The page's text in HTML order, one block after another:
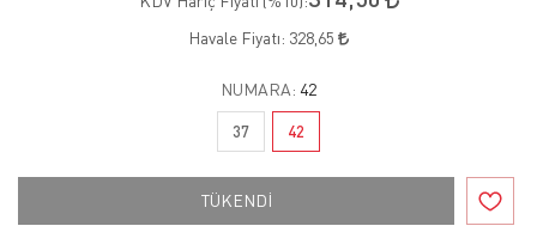
Havale Fiyatı: 328,65
NUMARA: 42
37 42
TÜKENDİ